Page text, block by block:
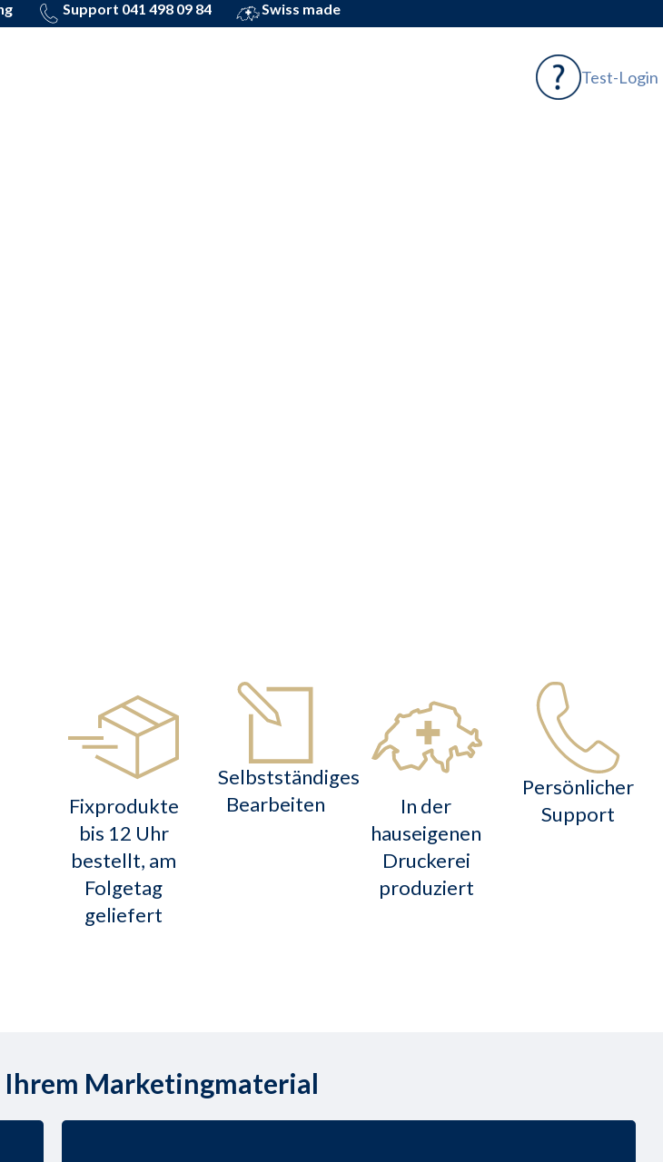
Support 041 498 09 84 Swiss made
Test-Login
Fixprodukte
bis 12 Uhr
bestellt, am
Folgetag
geliefert
Selbstständiges
Bearbeiten
In der
hauseigenen
Druckerei
produziert
Persönlicher
Support
Marketingmaterial